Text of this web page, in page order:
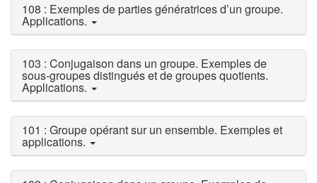
108 : Exemples de parties génératrices d’un groupe.
Applications.
103 : Conjugaison dans un groupe. Exemples de
sous-groupes distingués et de groupes quotients.
Applications.
101 : Groupe opérant sur un ensemble. Exemples et
applications.